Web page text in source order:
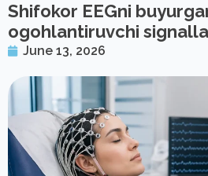
Shifokor EEGni
ogohlantiruvchi
June 13, 2026